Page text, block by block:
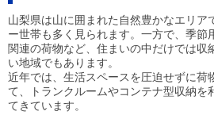
山梨県は山に囲まれた自然豊かなエリア
ー世帯も多く見られます。一方で、季節
関連の荷物など、住まいの中だけでは収
い地域でもあります。
近年では、生活スペースを圧迫せずに荷
て、トランクルームやコンテナ型収納を
てきています。